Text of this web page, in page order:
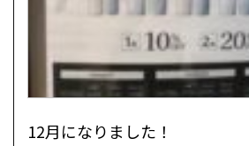
12月になりました！